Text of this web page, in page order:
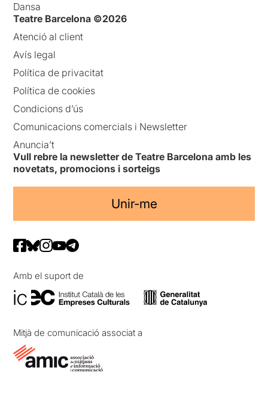
Dansa
Teatre Barcelona ©2026
Atenció al client
Avís legal
Política de privacitat
Política de cookies
Condicions d’ús
Comunicacions comercials i Newsletter
Anuncia’t
Vull rebre la newsletter de Teatre Barcelona amb les
novetats, promocions i sorteigs
Unir-me
Amb el suport de
Mitjà de comunicació associat a